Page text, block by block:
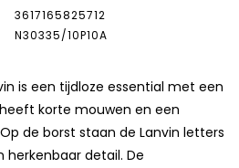
3617165825712
N30335/10P10A
is een tijdloze essential met een
korte mouwen en een
de borst staan de Lanvin letters
herkenbaar detail. De